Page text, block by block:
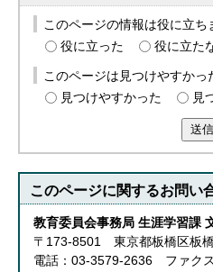
このページの情報は役に立ち
役に立った
役に立た
このページは見つけやすかっ
見つけやすかった
見
送信
このページに関するお問い
教育委員会事務局 生涯学習課
〒173-8501 東京都板橋区板
電話：03-3579-2636 ファク